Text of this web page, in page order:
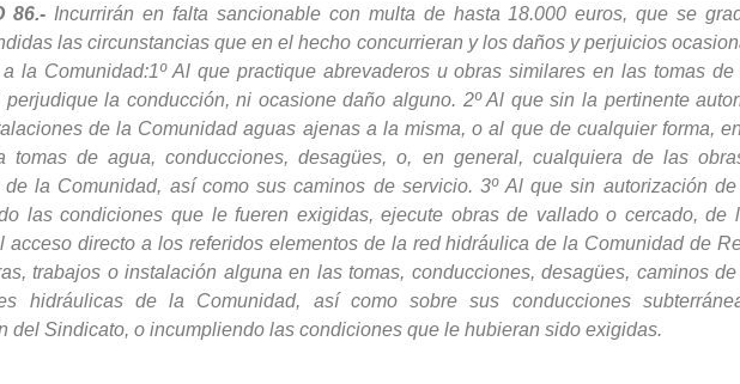
86.- Incurrirán en falta sancionable con multa de hasta 18.000 euros, que se
las circunstancias que en el hecho concurrieran y los daños y perjuicios
la Comunidad:1º Al que practique abrevaderos u obras similares en las tomas
perjudique la conducción, ni ocasione daño alguno. 2º Al que sin la pertinente
de la Comunidad aguas ajenas a la misma, o al que de cualquier forma,
tomas de agua, conducciones, desagües, o, en general, cualquiera de las
de la Comunidad, así como sus caminos de servicio. 3º Al que sin autorización
las condiciones que le fueren exigidas, ejecute obras de vallado o cercado, de
acceso directo a los referidos elementos de la red hidráulica de la Comunidad de
trabajos o instalación alguna en las tomas, conducciones, desagües, caminos
hidráulicas de la Comunidad, así como sobre sus conducciones
del Sindicato, o incumpliendo las condiciones que le hubieran sido exigidas.